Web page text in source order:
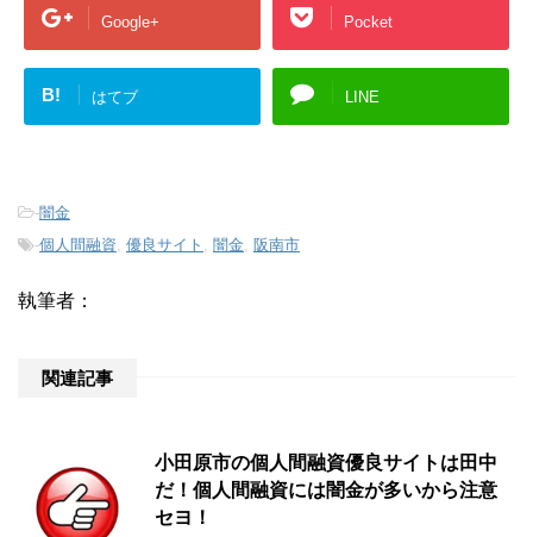
Google+ Pocket
B! はてブ LINE
-闇金
-個人間融資, 優良サイト , 闇金, 阪南市
執筆者：
関連記事
小田原市の個人間融資優良サイトは田中
だ！個人間融資には闇金が多いから注意
セヨ！